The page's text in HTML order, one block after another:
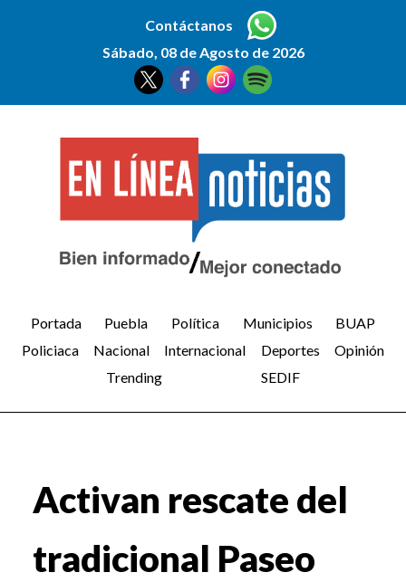
Contáctanos
Sábado, 08 de Agosto de 2026
Portada Puebla Política Municipios
BUAP
Policiaca
Nacional Internacional Deportes
Opinión
Trending
SEDIF
Activan rescate del
tradicional Paseo